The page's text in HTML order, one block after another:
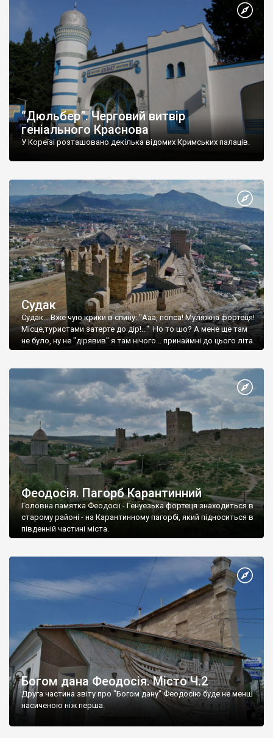
“Дюльбер”. Черговий витвір
геніального Краснова
У Кореїзі розташовано декілька відомих Кримських палаців.
Судак
Судак... Вже чую крики в спину: "Ааа, попса! Муляжна фортеця!
Місце,туристами затерте до дір!..." Но то шо? А мене ще там
не було, ну не "дірявив" я там нічого... принаймні до цього літа.
Феодосія. Пагорб Карантинний
Головна памятка Феодосії - Генуезька фортеця знаходиться в
старому районі - на Карантинному пагорбі, який підноситься в
південній частині міста.
Богом дана Феодосія. Місто Ч.2
Друга частина звіту про "Богом дану" Феодосію буде не менш
насиченою ніж перша.